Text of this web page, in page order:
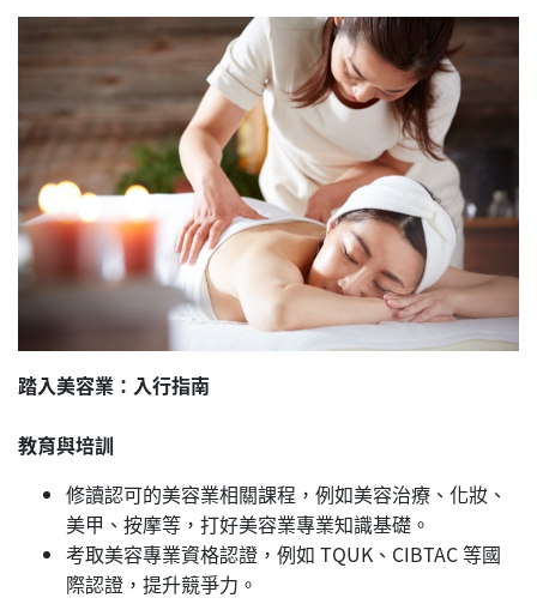
踏入美容業：入行指南
教育與培訓
修讀認可的美容業相關課程，例如美容治療、化妝、
美甲、按摩等，打好美容業專業知識基礎。
考取美容專業資格認證，例如 TQUK、CIBTAC 等國
際認證，提升競爭力。